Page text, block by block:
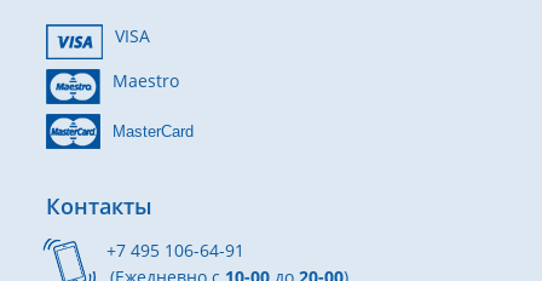
VISA
Maestro
MasterCard
Контакты
+7 495 106-64-91